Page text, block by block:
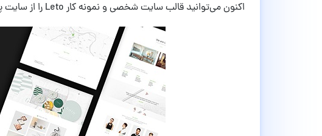
اکنون می‌توانید قالب سایت شخصی و نمونه کار Leto را از سایت پرشین اسکریپت دریافت کنید.